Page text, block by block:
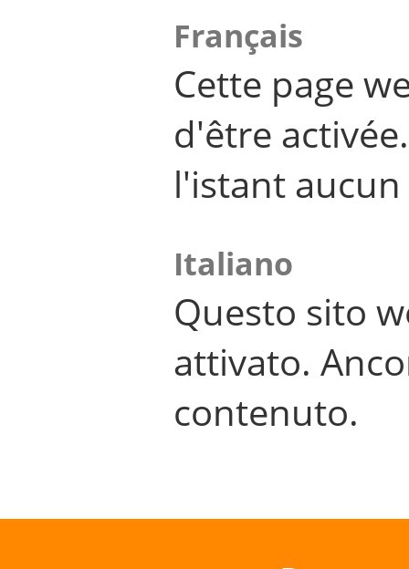
Français
Cette page
d'être
l'istant
Italiano
Questo sito
attivato.
contenuto.